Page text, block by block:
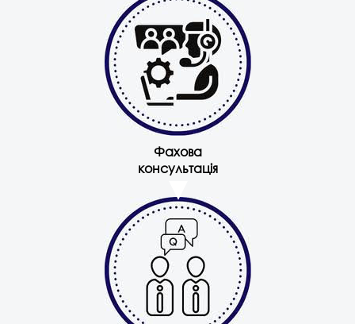
Фахова
консультація